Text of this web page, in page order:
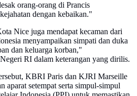
orang-orang di Prancis
dengan kebaikan."
Nice juga mendapat kecaman dari
menyampaikan simpati dan duka
dan keluarga korban,"
RI dalam keterangan yang dirilis.
KBRI Paris dan KJRI Marseille
aparat setempat serta simpul-simpul